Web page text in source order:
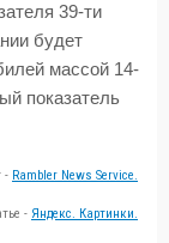
39-ти
будет
массой 14-
показатель
- Rambler News Service.
- Яндекс. Картинки.